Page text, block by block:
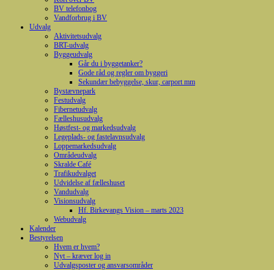
BV telefonbog
Vandforbrug i BV
Udvalg
Aktivitetsudvalg
BRT-udvalg
Byggeudvalg
Går du i byggetanker?
Gode råd og regler om byggeri
Sekundær bebyggelse, skur, carport mm
Bystævnepark
Festudvalg
Fibernetudvalg
Fælleshusudvalg
Høstfest- og markedsudvalg
Legeplads- og fastelavnsudvalg
Loppemarkedsudvalg
Områdeudvalg
Skralde Café
Trafikudvalget
Udvidelse af fælleshuset
Vandudvalg
Visionsudvalg
Hf. Birkevangs Vision – marts 2023
Webudvalg
Kalender
Bestyrelsen
Hvem er hvem?
Nyt – kræver log in
Udvalgsposter og ansvarsområder